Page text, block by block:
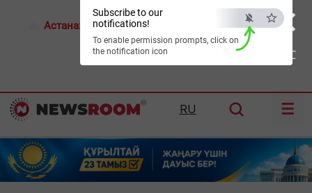
×
ESC
Subscribe to our
notifications!
To enable permission prompts, click on
the notification icon
Астана: 18°C Алматы: Шымкент:24°C
RU ☰